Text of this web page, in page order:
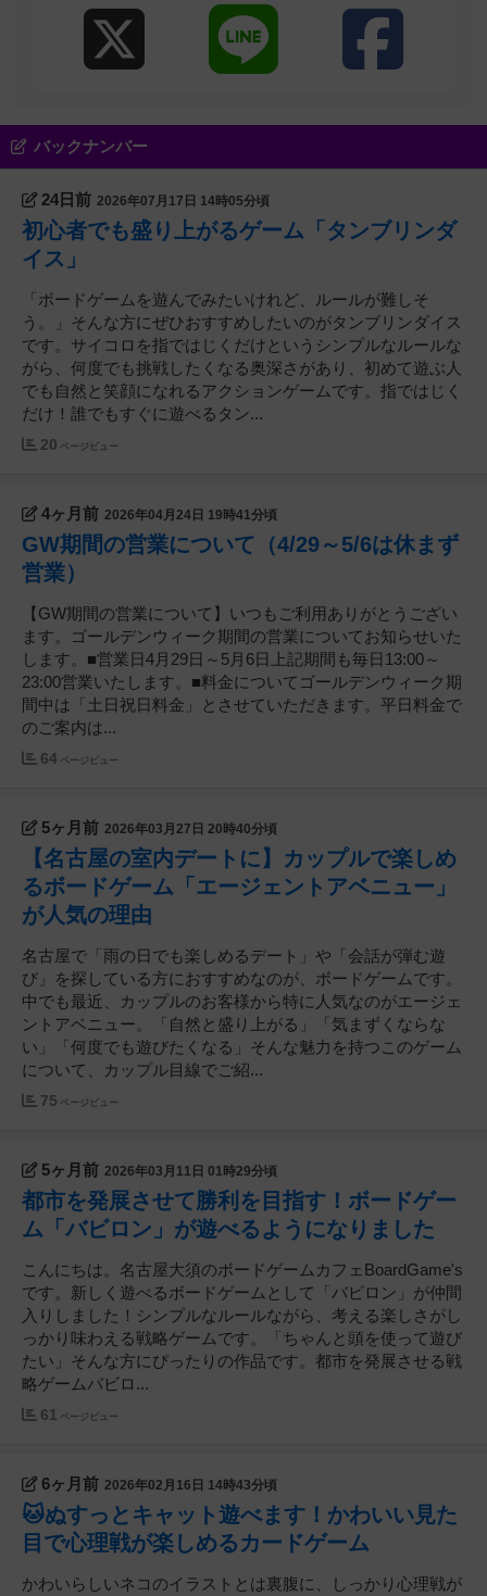
バックナンバー
24日前 2026年07月17日 14時05分頃
初心者でも盛り上がるゲーム「タンブリンダ
イス」
「ボードゲームを遊んでみたいけれど、ルールが難しそ
う。」そんな方にぜひおすすめしたいのがタンブリンダイス
です。サイコロを指ではじくだけというシンプルなルールな
がら、何度でも挑戦したくなる奥深さがあり、初めて遊ぶ人
でも自然と笑顔になれるアクションゲームです。指ではじく
だけ！誰でもすぐに遊べるタン...
20 ページビュー
4ヶ月前 2026年04月24日 19時41分頃
GW期間の営業について（4/29～5/6は休まず
営業）
【GW期間の営業について】いつもご利用ありがとうござい
ます。ゴールデンウィーク期間の営業についてお知らせいた
します。■営業日4月29日～5月6日上記期間も毎日13:00～
23:00営業いたします。■料金についてゴールデンウィーク期
間中は「土日祝日料金」とさせていただきます。平日料金で
のご案内は...
64 ページビュー
5ヶ月前 2026年03月27日 20時40分頃
【名古屋の室内デートに】カップルで楽しめ
るボードゲーム「エージェントアベニュー」
が人気の理由
名古屋で「雨の日でも楽しめるデート」や「会話が弾む遊
び」を探している方におすすめなのが、ボードゲームです。
中でも最近、カップルのお客様から特に人気なのがエージェ
ントアベニュー。「自然と盛り上がる」「気まずくならな
い」「何度でも遊びたくなる」そんな魅力を持つこのゲーム
について、カップル目線でご紹...
75 ページビュー
5ヶ月前 2026年03月11日 01時29分頃
都市を発展させて勝利を目指す！ボードゲー
ム「バビロン」が遊べるようになりました
こんにちは。名古屋大須のボードゲームカフェBoardGame's
です。新しく遊べるボードゲームとして「バビロン」が仲間
入りしました！シンプルなルールながら、考える楽しさがし
っかり味わえる戦略ゲームです。「ちゃんと頭を使って遊び
たい」そんな方にぴったりの作品です。都市を発展させる戦
略ゲームバビロ...
61 ページビュー
6ヶ月前 2026年02月16日 14時43分頃
🐱ぬすっとキャット遊べます！かわいい見た
目で心理戦が楽しめるカードゲーム
かわいらしいネコのイラストとは裏腹に、しっかり心理戦が